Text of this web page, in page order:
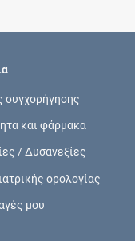
συγχορήγησης
και φάρμακα
/ Δυσανεξίες
ορολογίας
μου